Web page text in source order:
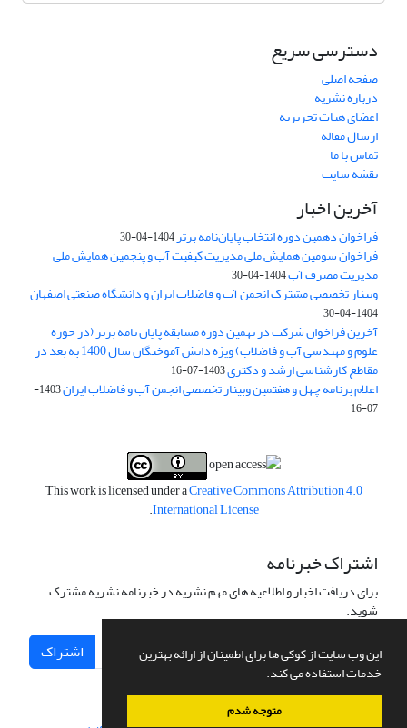
این وب سایت از کوکی ها برای اطمینان از ارائه بهترین
خدمات استفاده می کند.
متوجه شدم
دسترسی سریع
صفحه اصلی
درباره نشریه
اعضای هیات تحریریه
ارسال مقاله
تماس با ما
نقشه سایت
آخرین اخبار
فراخوان دهمین دوره انتخاب پایان‌نامه برتر1404-04-30
فراخوان سومین همایش ملی مدیریت کیفیت آب و پنجمین همایش ملی
مدیریت مصرف آب1404-04-30
وبینار تخصصی مشترک انجمن آب و فاضلاب ایران و دانشگاه صنعتی اصفهان
1404-04-30
آخرین فراخوان شرکت در نهمین دوره مسابقه پایان نامه برتر (در حوزه
علوم و مهندسی آب و فاضلاب) ویژه دانش آموختگان سال 1400 به بعد در
مقاطع کارشناسی ارشد و دکتری1403-07-16
اعلام برنامه چهل و هفتمین وبینار تخصصی انجمن آب و فاضلاب ایران
1403-
07-16
This work is licensed under aCreative Commons Attribution 4.0
International License
.
اشتراک خبرنامه
برای دریافت اخبار و اطلاعیه های مهم نشریه در خبرنامه نشریه مشترک
شوید.
اشتراک